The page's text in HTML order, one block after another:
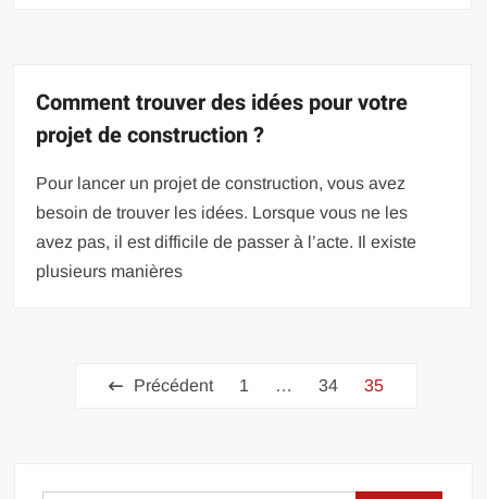
Comment trouver des idées pour votre
projet de construction ?
Pour lancer un projet de construction, vous avez
besoin de trouver les idées. Lorsque vous ne les
avez pas, il est difficile de passer à l’acte. Il existe
plusieurs manières
PaginationPrécédent 1 … 34 35